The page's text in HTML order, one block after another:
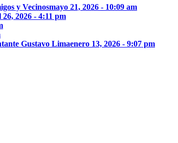
y Vecinosmayo 21, 2026 - 10:09 am
2026 - 4:11 pm
Gustavo Limaenero 13, 2026 - 9:07 pm